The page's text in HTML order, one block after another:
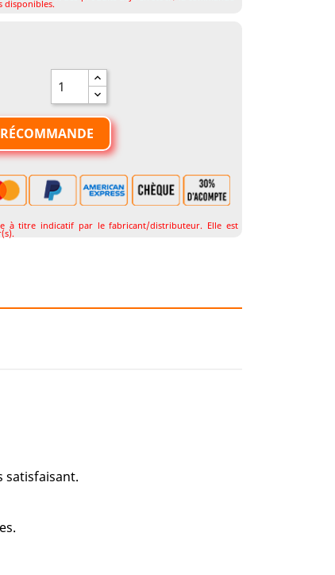
disponibles.
à titre indicatif par le fabricant/distributeur. Elle est
satisfaisant.